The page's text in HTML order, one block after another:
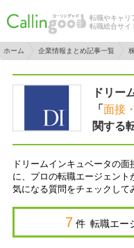
転職やキャリ
転職総合サイ
ホーム 企業情報まとめ記事一覧
ドリー
「 面接
関する
ドリームインキュベータの
に、プロの転職エージェント
気になる質問をチェックして
7 件 転職エー